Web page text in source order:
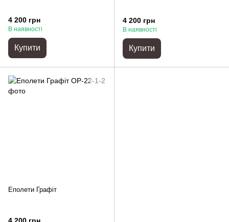
4 200 грн
В наявності
Купити
4 200 грн
В наявності
Купити
Еполети Графіт